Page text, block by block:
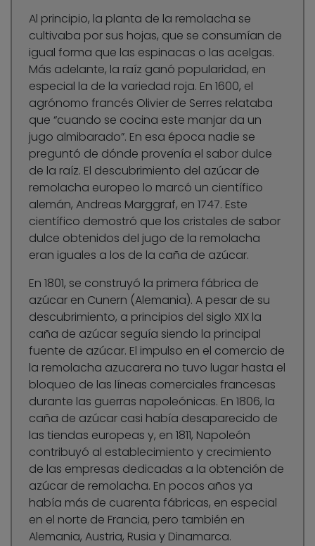
Al principio, la planta de la remolacha se
cultivaba por sus hojas, que se consumían de
igual forma que las espinacas o las acelgas.
Más adelante, la raíz ganó popularidad, en
especial la de la variedad roja. En 1600, el
agrónomo francés Olivier de Serres relataba
que “cuando se cocina este manjar da un
jugo almibarado”. En esa época nadie se
preguntó de dónde provenía el sabor dulce
de la raíz. El descubrimiento del azúcar de
remolacha europeo lo marcó un científico
alemán, Andreas Marggraf, en 1747. Este
científico demostró que los cristales de sabor
dulce obtenidos del jugo de la remolacha
eran iguales a los de la caña de azúcar.
En 1801, se construyó la primera fábrica de
azúcar en Cunern (Alemania). A pesar de su
descubrimiento, a principios del siglo XIX la
caña de azúcar seguía siendo la principal
fuente de azúcar. El impulso en el comercio de
la remolacha azucarera no tuvo lugar hasta el
bloqueo de las líneas comerciales francesas
durante las guerras napoleónicas. En 1806, la
caña de azúcar casi había desaparecido de
las tiendas europeas y, en 1811, Napoleón
contribuyó al establecimiento y crecimiento
de las empresas dedicadas a la obtención de
azúcar de remolacha. En pocos años ya
había más de cuarenta fábricas, en especial
en el norte de Francia, pero también en
Alemania, Austria, Rusia y Dinamarca.